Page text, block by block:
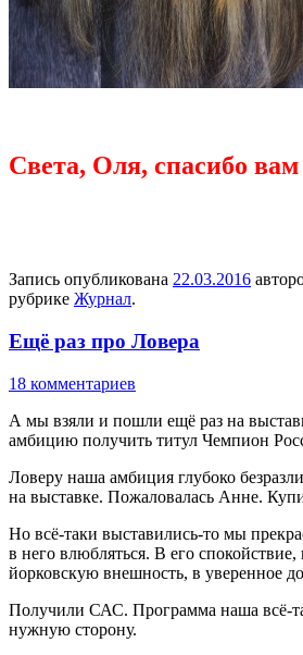
Света, Оля, спасибо вам
Запись опубликована 22.03.2016
рубрике Журнал.
Ещё раз про Ловера
18 комментариев
А мы взяли и пошли ещё раз на
амбицию получить титул Чемпион
Ловеру наша амбиция глубоко
на выставке. Пожаловалась Анне.
Но всё-таки выставились-то мы
в него влюбляться. В его
йорковскую внешность, в уверенное
Получили САС. Программа наша всё-
нужную сторону.